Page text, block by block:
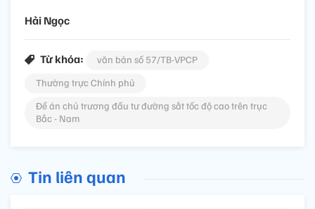
Hải Ngọc
Từ khóa:
văn bản số 57/TB-VPCP
Thường trực Chính phủ
Đề án chủ trương đầu tư đường sắt tốc độ cao trên trục
Bắc - Nam
Tin liên quan